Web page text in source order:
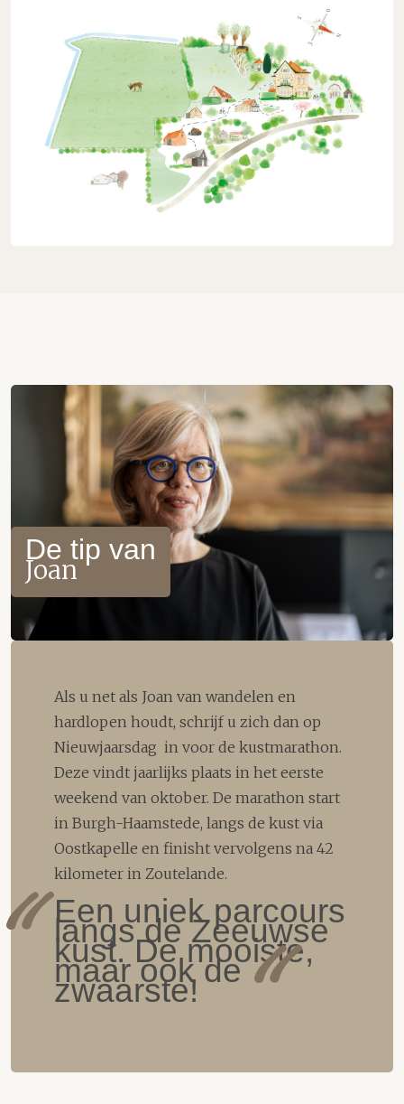
De tip van
Joan
Als u net als Joan van wandelen en
hardlopen houdt, schrijf u zich dan op
Nieuwjaarsdag in voor de kustmarathon.
Deze vindt jaarlijks plaats in het eerste
weekend van oktober. De marathon start
in Burgh-Haamstede, langs de kust via
Oostkapelle en finisht vervolgens na 42
kilometer in Zoutelande.
Een uniek parcours
langs de Zeeuwse
kust. De mooiste,
maar ook de
zwaarste!